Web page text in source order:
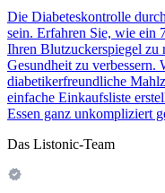
Die Diabeteskontrolle
sein. Erfahren Sie, wie ein
Ihren Blutzuckerspiegel zu
Gesundheit zu verbessern.
diabetikerfreundliche
einfache Einkaufsliste
Essen ganz unkompliziert
Das Listonic-Team